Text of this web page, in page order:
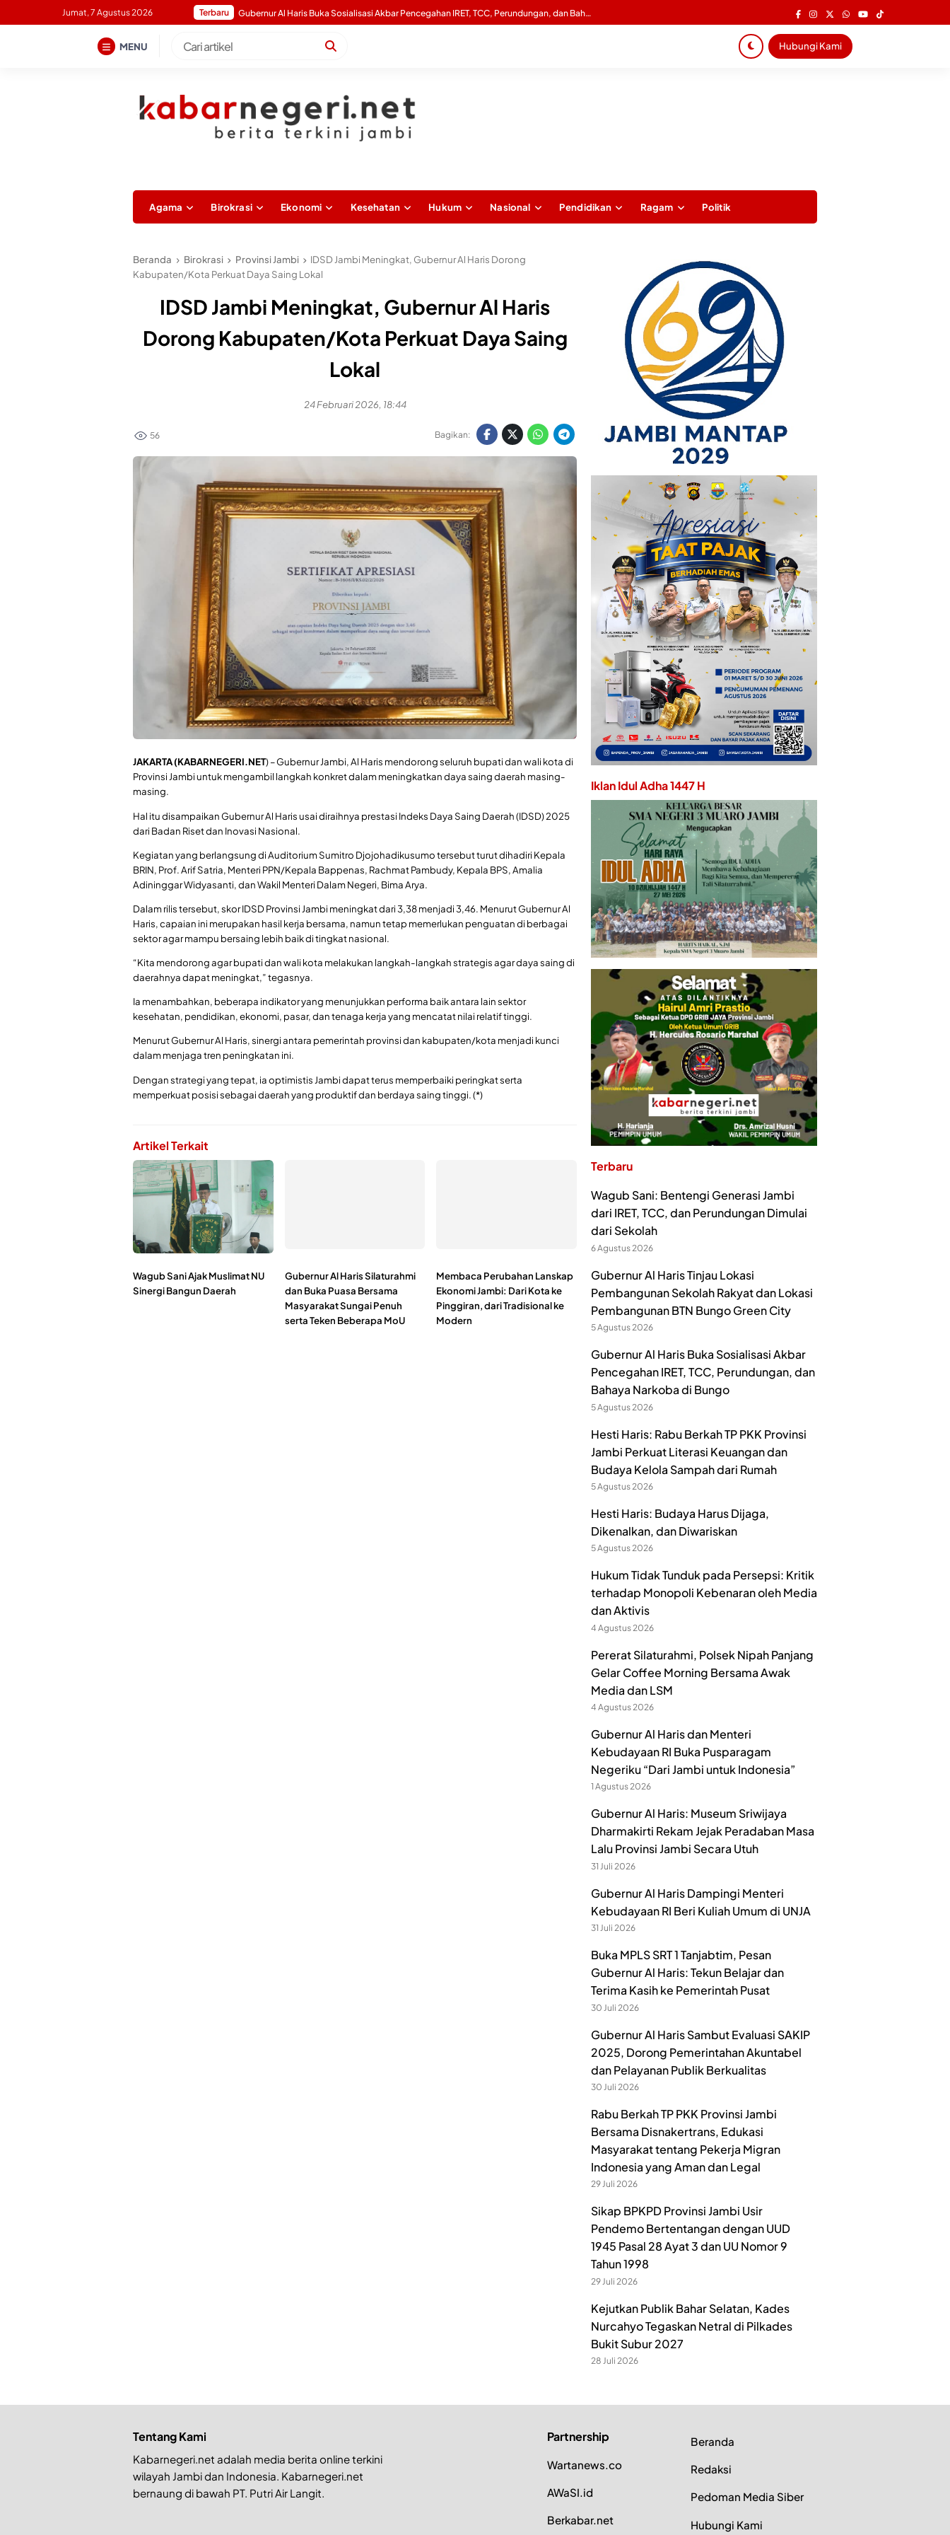
to
Jumat, 7 Agustus 2026 Terbaru Gubernur Al Haris Buka Sosialisasi Akbar Pencegahan IRET, TCC, Perundungan, dan Bahaya Narkoba di Bungo
MENU Hubungi Kami
Agama Birokrasi Ekonomi Kesehatan Hukum Nasional Pendidikan Ragam Politik
Beranda Birokrasi Provinsi Jambi
IDSD Jambi Meningkat, Gubernur Al Haris Dorong
Kabupaten/Kota Perkuat Daya Saing Lokal
IDSD Jambi Meningkat, Gubernur Al Haris
Dorong Kabupaten/Kota Perkuat Daya Saing
Lokal
24 Februari 2026, 18:44
56 Bagikan:
JAKARTA (KABARNEGERI.NET) – Gubernur Jambi, Al Haris mendorong seluruh bupati dan wali kota di
Provinsi Jambi untuk mengambil langkah konkret dalam meningkatkan daya saing daerah masing-
masing.
Hal itu disampaikan Gubernur Al Haris usai diraihnya prestasi Indeks Daya Saing Daerah (IDSD) 2025
dari Badan Riset dan Inovasi Nasional.
Kegiatan yang berlangsung di Auditorium Sumitro Djojohadikusumo tersebut turut dihadiri Kepala
BRIN, Prof. Arif Satria, Menteri PPN/Kepala Bappenas, Rachmat Pambudy, Kepala BPS, Amalia
Adininggar Widyasanti, dan Wakil Menteri Dalam Negeri, Bima Arya.
Dalam rilis tersebut, skor IDSD Provinsi Jambi meningkat dari 3,38 menjadi 3,46. Menurut Gubernur Al
Haris, capaian ini merupakan hasil kerja bersama, namun tetap memerlukan penguatan di berbagai
sektor agar mampu bersaing lebih baik di tingkat nasional.
“Kita mendorong agar bupati dan wali kota melakukan langkah-langkah strategis agar daya saing di
daerahnya dapat meningkat,” tegasnya.
Ia menambahkan, beberapa indikator yang menunjukkan performa baik antara lain sektor
kesehatan, pendidikan, ekonomi, pasar, dan tenaga kerja yang mencatat nilai relatif tinggi.
Menurut Gubernur Al Haris, sinergi antara pemerintah provinsi dan kabupaten/kota menjadi kunci
dalam menjaga tren peningkatan ini.
Dengan strategi yang tepat, ia optimistis Jambi dapat terus memperbaiki peringkat serta
memperkuat posisi sebagai daerah yang produktif dan berdaya saing tinggi. (*)
Artikel Terkait
Wagub Sani Ajak Muslimat NU
Sinergi Bangun Daerah
Gubernur Al Haris Silaturahmi
dan Buka Puasa Bersama
Masyarakat Sungai Penuh
serta Teken Beberapa MoU
Membaca Perubahan Lanskap
Ekonomi Jambi: Dari Kota ke
Pinggiran, dari Tradisional ke
Modern
Iklan Idul Adha 1447 H
Terbaru
Wagub Sani: Bentengi Generasi Jambi
dari IRET, TCC, dan Perundungan Dimulai
dari Sekolah
6 Agustus 2026
Gubernur Al Haris Tinjau Lokasi
Pembangunan Sekolah Rakyat dan Lokasi
Pembangunan BTN Bungo Green City
5 Agustus 2026
Gubernur Al Haris Buka Sosialisasi Akbar
Pencegahan IRET, TCC, Perundungan, dan
Bahaya Narkoba di Bungo
5 Agustus 2026
Hesti Haris: Rabu Berkah TP PKK Provinsi
Jambi Perkuat Literasi Keuangan dan
Budaya Kelola Sampah dari Rumah
5 Agustus 2026
Hesti Haris: Budaya Harus Dijaga,
Dikenalkan, dan Diwariskan
5 Agustus 2026
Hukum Tidak Tunduk pada Persepsi: Kritik
terhadap Monopoli Kebenaran oleh Media
dan Aktivis
4 Agustus 2026
Pererat Silaturahmi, Polsek Nipah Panjang
Gelar Coffee Morning Bersama Awak
Media dan LSM
4 Agustus 2026
Gubernur Al Haris dan Menteri
Kebudayaan RI Buka Pusparagam
Negeriku “Dari Jambi untuk Indonesia”
1 Agustus 2026
Gubernur Al Haris: Museum Sriwijaya
Dharmakirti Rekam Jejak Peradaban Masa
Lalu Provinsi Jambi Secara Utuh
31 Juli 2026
Gubernur Al Haris Dampingi Menteri
Kebudayaan RI Beri Kuliah Umum di UNJA
31 Juli 2026
Buka MPLS SRT 1 Tanjabtim, Pesan
Gubernur Al Haris: Tekun Belajar dan
Terima Kasih ke Pemerintah Pusat
30 Juli 2026
Gubernur Al Haris Sambut Evaluasi SAKIP
2025, Dorong Pemerintahan Akuntabel
dan Pelayanan Publik Berkualitas
30 Juli 2026
Rabu Berkah TP PKK Provinsi Jambi
Bersama Disnakertrans, Edukasi
Masyarakat tentang Pekerja Migran
Indonesia yang Aman dan Legal
29 Juli 2026
Sikap BPKPD Provinsi Jambi Usir
Pendemo Bertentangan dengan UUD
1945 Pasal 28 Ayat 3 dan UU Nomor 9
Tahun 1998
29 Juli 2026
Kejutkan Publik Bahar Selatan, Kades
Nurcahyo Tegaskan Netral di Pilkades
Bukit Subur 2027
28 Juli 2026
Tentang Kami
Kabarnegeri.net adalah media berita online terkini
wilayah Jambi dan Indonesia. Kabarnegeri.net
bernaung di bawah PT. Putri Air Langit.
Partnership
Wartanews.co
AWaSI.id
Berkabar.net
Beranda
Redaksi
Pedoman Media Siber
Hubungi Kami